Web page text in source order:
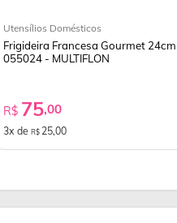
Utensílios Domésticos
Frigideira Francesa Gourmet 24cm
055024 - MULTIFLON
R$ 75,00
3x deR$ 25,00